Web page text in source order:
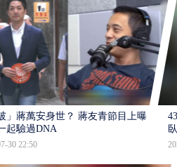
」蔣萬安身世？ 蔣友青節目上曝：
起驗過DNA
30 22:50